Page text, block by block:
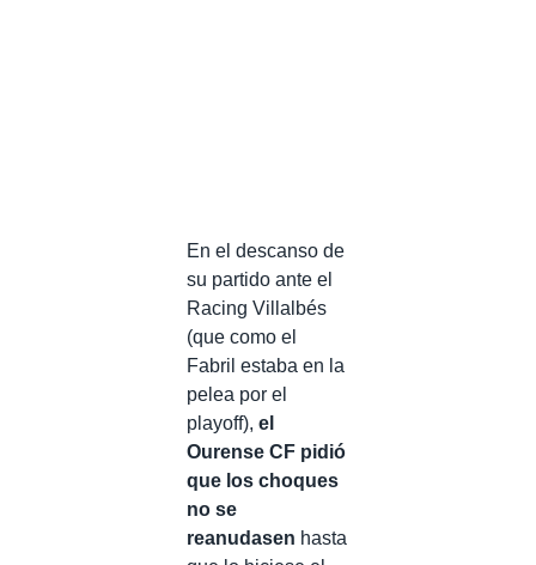
En el descanso de
su partido ante el
Racing Villalbés
(que como el
Fabril estaba en la
pelea por el
playoff), el
Ourense CF pidió
que los choques
no se
reanudasen hasta